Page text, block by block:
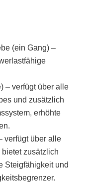
(ein Gang) –
– verfügt über alle
und zusätzlich
erhöhte
verfügt über alle
zusätzlich
Steigfähigkeit und